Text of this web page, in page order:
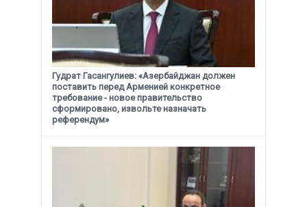
Гудрат Гасангулиев: «Азербайджан должен
поставить перед Арменией конкретное
требование - новое правительство
сформировано, извольте назначать
референдум»